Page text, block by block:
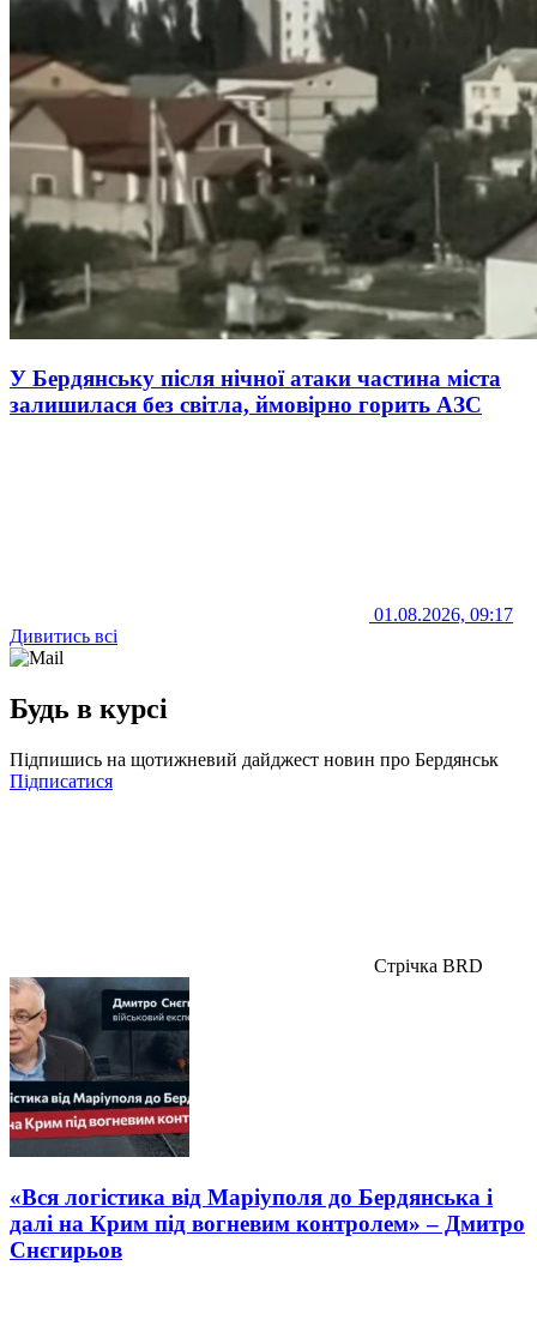
У Бердянську після нічної атаки частина міста
залишилася без світла, ймовірно горить АЗС
01.08.2026, 09:17
Дивитись всі
Будь в курсі
Підпишись на щотижневий дайджест новин про Бердянськ
Підписатися
Стрічка BRD
«Вся логістика від Маріуполя до Бердянська і
далі на Крим під вогневим контролем» – Дмитро
Снєгирьов